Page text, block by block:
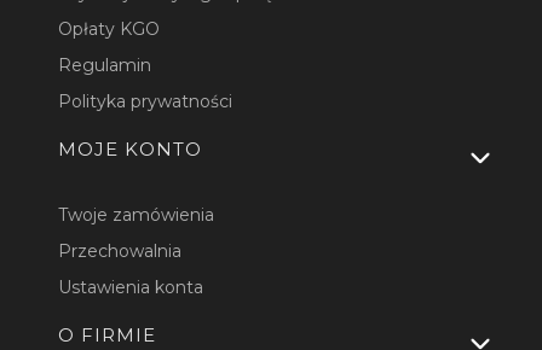
Opłaty KGO
Regulamin
Polityka prywatności
MOJE KONTO
Twoje zamówienia
Przechowalnia
Ustawienia konta
O FIRMIE